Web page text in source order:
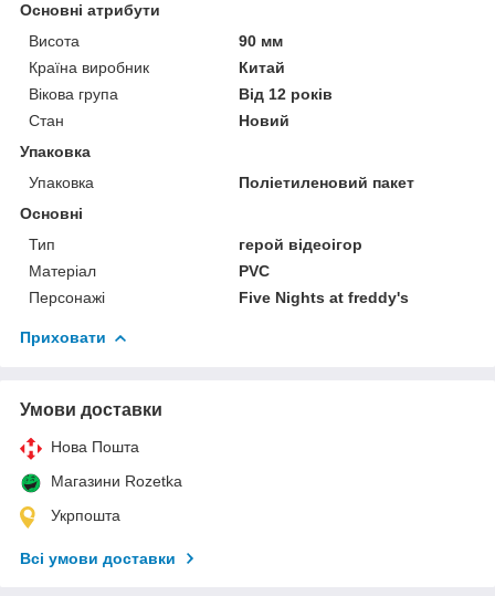
Основні атрибути
Висота
90 мм
Країна виробник
Китай
Вікова група
Від 12 років
Стан
Новий
Упаковка
Упаковка
Поліетиленовий пакет
Основні
Тип
герой відеоігор
Матеріал
PVC
Персонажі
Five Nights at freddy's
Приховати
Умови доставки
Нова Пошта
Магазини Rozetka
Укрпошта
Всі умови доставки